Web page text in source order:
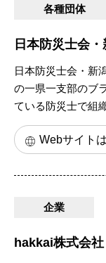
各種団体
日本防災士会
日本防災士会・新
の一県一支部のブ
ている防災士で組
Webサイト
企業
hakkai株式会社